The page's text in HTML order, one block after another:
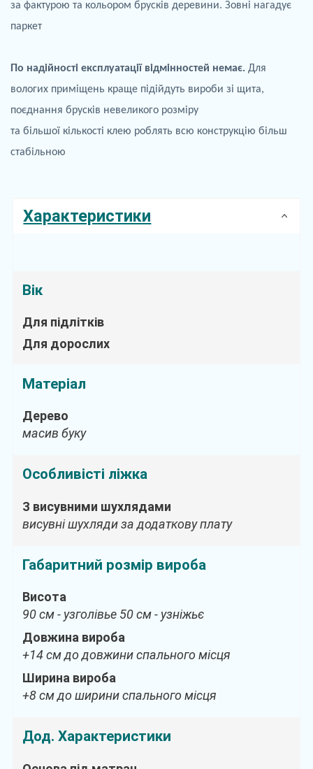
за фактурою та кольором брусків деревини. Зовні нагадує
паркет
По надійності експлуатації відмінностей немає. Для
вологих приміщень краще підійдуть вироби зі щита,
поєднання брусків невеликого розміру
та більшої кількості клею роблять всю конструкцію більш
стабільною
Характеристики
Вік
Для підлітків
Для дорослих
Матеріал
Дерево
масив буку
Особливісті ліжка
З висувними шухлядами
висувні шухляди за додаткову плату
Габаритний розмір вироба
Висота
90 см - узголівье 50 см - узніжьє
Довжина вироба
+14 см до довжини спального місця
Ширина вироба
+8 см до ширини спального місця
Дод. Характеристики